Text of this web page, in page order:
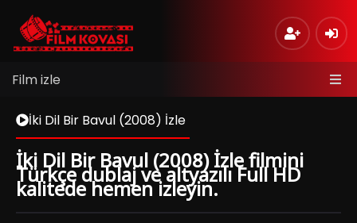
Film izle
İki Dil Bir Bavul (2008) İzle
İki Dil Bir Bavul (2008) İzle filmini
Türkçe dublaj ve altyazılı Full HD
kalitede hemen izleyin.